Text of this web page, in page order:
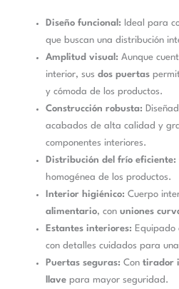
Diseño funcional: Ideal para
que buscan una distribución
Amplitud visual: Aunque
interior, sus dos puertas
y cómoda de los productos.
Construcción robusta:
acabados de alta calidad y
componentes interiores.
Distribución del frío eficiente:
homogénea de los productos.
Interior higiénico: Cuerpo
alimentario, con uniones
Estantes interiores: Equipado
con detalles cuidados para
Puertas seguras: Con tirador
llavepara mayor seguridad.